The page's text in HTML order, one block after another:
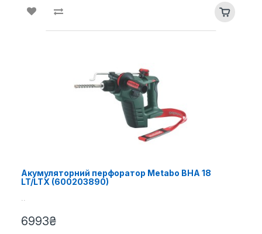
Акумуляторний перфоратор Metabo BHA 18
LT/LTX (600203890)
6993₴